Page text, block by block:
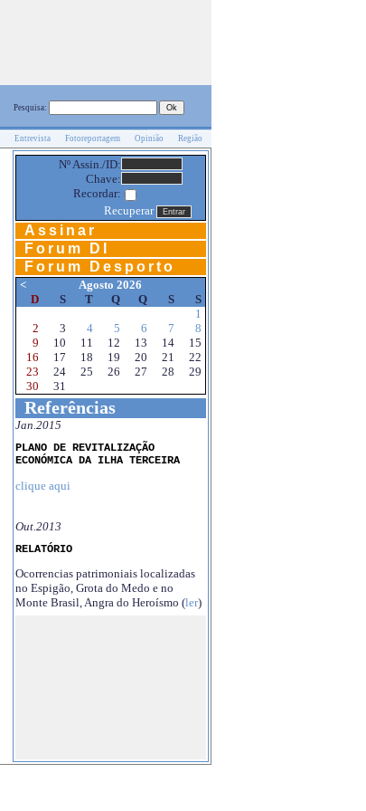
Pesquisa:
Entrevista Fotoreportagem Opinião Região
Nº Assin./ID:
Chave:
Recordar:
Recuperar
Assinar
Forum DI
Forum Desporto
<
Agosto 2026
D
S T Q Q S
S
1
2
3 4 5 6 7
8
9
10 11 12 13 14
15
16
17 18 19 20 21
22
23
24 25 26 27 28
29
30
31
Referências
Jan.2015
PLANO DE REVITALIZAÇÃO
ECONÓMICA DA ILHA TERCEIRA
clique aqui
Out.2013
RELATÓRIO
Ocorrencias patrimoniais localizadas
no Espigão, Grota do Medo e no
Monte Brasil, Angra do Heroísmo (ler)